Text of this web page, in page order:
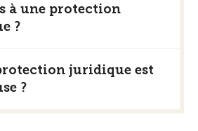
à une protection
?
juridique est
?